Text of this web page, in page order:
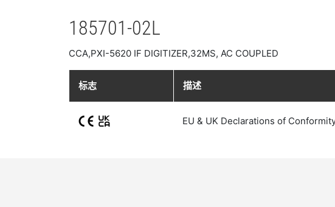
185701-02L
CCA,PXI-5620 IF DIGITIZER,32MS, AC COUPLED
标志 描述
EU & UK Declarations of